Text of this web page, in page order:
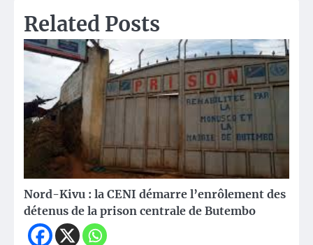
Related Posts
Nord-Kivu : la CENI démarre l’enrôlement des
détenus de la prison centrale de Butembo